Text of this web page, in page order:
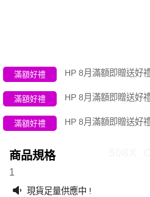
滿額好禮 HP 8月滿額即贈送好
滿額好禮 HP 8月滿額即贈送好
滿額好禮 HP 8月滿額即贈送好
商品規格
1
現貨足量供應中 !